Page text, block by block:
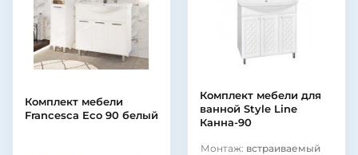
Комплект мебели
Francesca Eco 90 белый
Комплект мебели для
ванной Style Line
Канна-90
Монтаж: встраиваемый